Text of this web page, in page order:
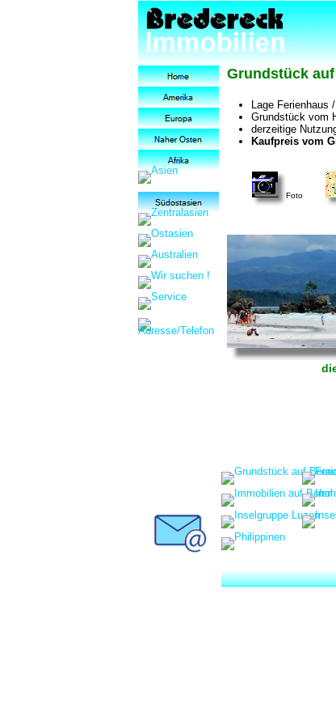
Lage Ferienhaus
Grundstück vom
derzeitige
Kaufpreis vom
Grundstück
Foto